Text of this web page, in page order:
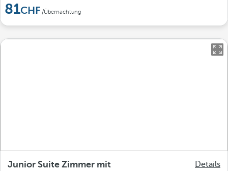
81 /Übernachtung
Junior Suite Zimmer mit
Details